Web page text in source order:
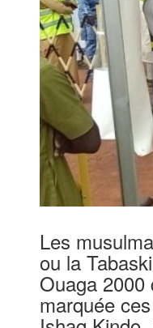
Les
ou la
Ouaga 2000
marquée